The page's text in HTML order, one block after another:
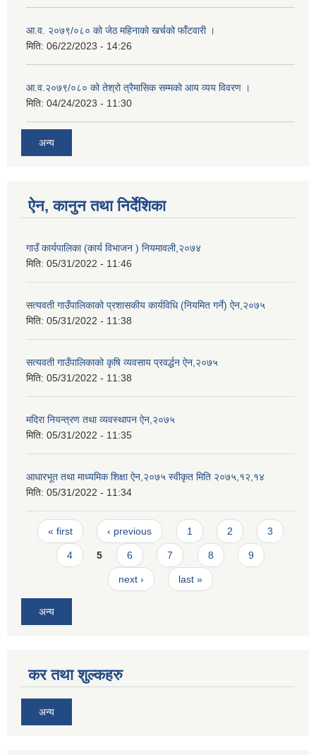
आ.व. २०७९/०८० को जेठ महिनाको खर्चको फाँटवारी ।
मिति: 06/22/2023 - 14:26
आ.व.२०७९/०८० को तेश्रो त्रैमासिक सम्मको आय व्यय विवरण ।
मिति: 04/24/2023 - 11:30
अन्य
ऐन, कानुन तथा निर्देशिका
गाउँ कार्यपालिका (कार्य विभाजन ) नियमावली,२०७४
मिति: 05/31/2022 - 11:46
सत्यवती गाउँपालिकाको प्रशासकीय कार्यविधि (नियमित गर्ने) ऐन,२०७५
मिति: 05/31/2022 - 11:38
सत्यवती गाउँपालिकाको कृषि व्यवसाय प्रवर्द्धन ऐन,२०७५
मिति: 05/31/2022 - 11:38
मदिरा नियन्त्रण तथा व्यवस्थापन ऐन,२०७५
मिति: 05/31/2022 - 11:35
आधारभूत तथा माध्यमिक शिक्षा ऐन,२०७५ स्वीकृत मिति २०७५,१२,१४
मिति: 05/31/2022 - 11:34
Pages
« first ‹ previous 1 2 3
4 5 6 7 8 9
next › last »
अन्य
कर तथा शुल्कहरु
अन्य